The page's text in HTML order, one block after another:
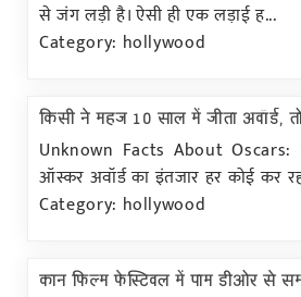
से जंग लड़ी है। ऐसी ही एक लड़ाई ह...
Category: hollywood
किसी ने महज 10 साल में जीता अवॉर्ड,
Unknown Facts About Oscars:
ऑस्कर अवॉर्ड का इंतजार हर कोई कर
Category: hollywood
कान फिल्म फेस्टिवल में पाम डीओर से